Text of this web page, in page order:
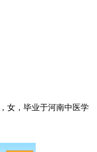
女，毕业于河南中医学